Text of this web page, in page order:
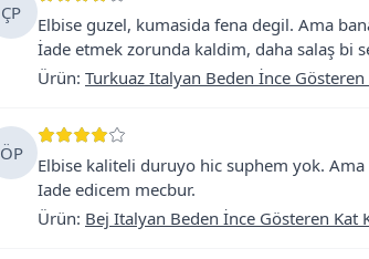
ÇP
Elbise guzel, kumasida fena degil. Ama
İade etmek zorunda kaldim, daha salaş bi
Ürün: Turkuaz Italyan Beden İnce
ÖP
Elbise kaliteli duruyo hic suphem yok.
Iade edicem mecbur.
Ürün: Bej Italyan Beden İnce Gösteren Kat